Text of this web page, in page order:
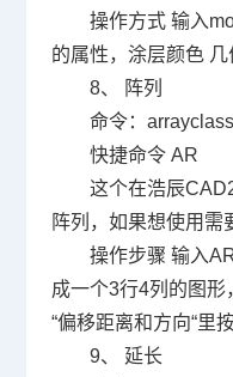
操作方式 输入
的属性，涂层颜色 几
8、 阵列
命令：
快捷命令AR
这个在浩辰
阵列，如果想使用需
操作步骤 输入
成一个3行4列的图形
“偏移距离和方向“里
9、 延长